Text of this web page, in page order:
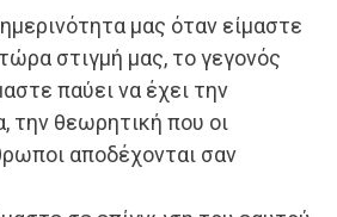
μας όταν είμαστε
στιγμή μας, το γεγονός
παύει να έχει την
την θεωρητική που οι
αποδέχονται σαν